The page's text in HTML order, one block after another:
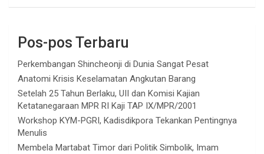
Pos-pos Terbaru
Perkembangan Shincheonji di Dunia Sangat Pesat
Anatomi Krisis Keselamatan Angkutan Barang
Setelah 25 Tahun Berlaku, UII dan Komisi Kajian
Ketatanegaraan MPR RI Kaji TAP IX/MPR/2001
Workshop KYM-PGRI, Kadisdikpora Tekankan Pentingnya
Menulis
Membela Martabat Timor dari Politik Simbolik, Imam